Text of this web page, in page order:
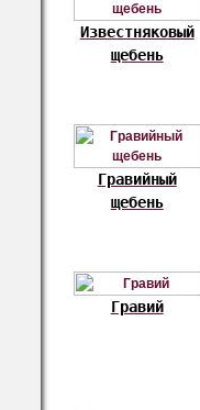
Известняковый
щебень
Гравийный
щебень
Гравий